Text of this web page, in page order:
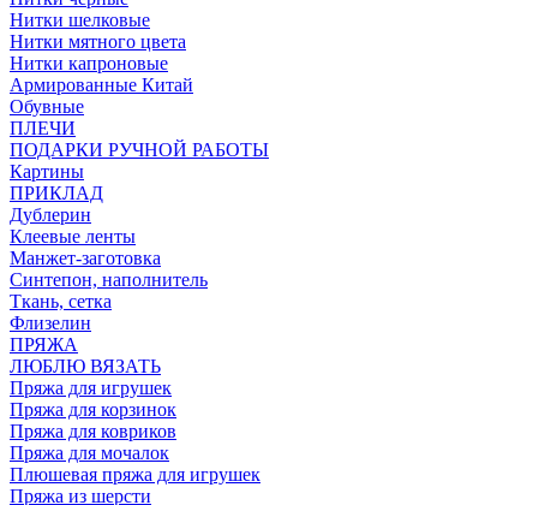
Нитки шелковые
Нитки мятного цвета
Нитки капроновые
Армированные Китай
Обувные
ПЛЕЧИ
ПОДАРКИ РУЧНОЙ РАБОТЫ
Картины
ПРИКЛАД
Дублерин
Клеевые ленты
Манжет-заготовка
Синтепон, наполнитель
Ткань, сетка
Флизелин
ПРЯЖА
ЛЮБЛЮ ВЯЗАТЬ
Пряжа для игрушек
Пряжа для корзинок
Пряжа для ковриков
Пряжа для мочалок
Плюшевая пряжа для игрушек
Пряжа из шерсти